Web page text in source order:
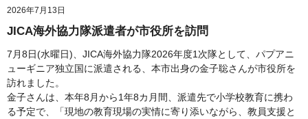
2026年7月13日
JICA海外協力隊派遣者が市役所を訪問
7月8日(水曜日)、JICA海外協力隊2026年度1次隊として、パプアニ
ューギニア独立国に派遣される、本市出身の金子聡さんが市役所を
訪れました。
金子さんは、本年8月から1年8カ月間、派遣先で小学校教育に携わ
る予定で、「現地の教育現場の実情に寄り添いながら、教員支援と